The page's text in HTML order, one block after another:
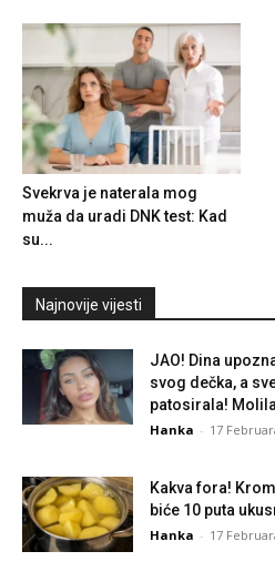
Svekrva je naterala mog
muža da uradi DNK test: Kad
su...
Najnovije vijesti
JAO! Dina
svog dečka, a
patosirala!
Hanka - 17
Kakva fora!
biće 10 puta
Hanka - 17